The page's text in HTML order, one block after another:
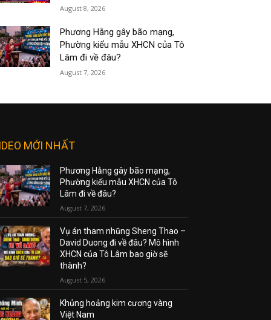
August 8, 2026
Phương Hằng gây bão mạng,
Phường kiểu mẫu XHCN của Tô
Lâm đi về đâu?
August 7, 2026
MỚI NHẤT
Phương Hằng gây bão mạng,
Phường kiểu mẫu XHCN của Tô
Lâm đi về đâu?
August 7, 2026
Vụ án tham nhũng Sheng Thao –
David Duong đi về đâu? Mô hình
XHCN của Tô Lâm bao giờ sẽ
thành?
August 5, 2026
Khủng hoảng kim cương vàng
Việt Nam